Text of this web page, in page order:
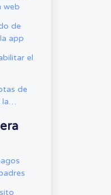
web
de
app
el
de